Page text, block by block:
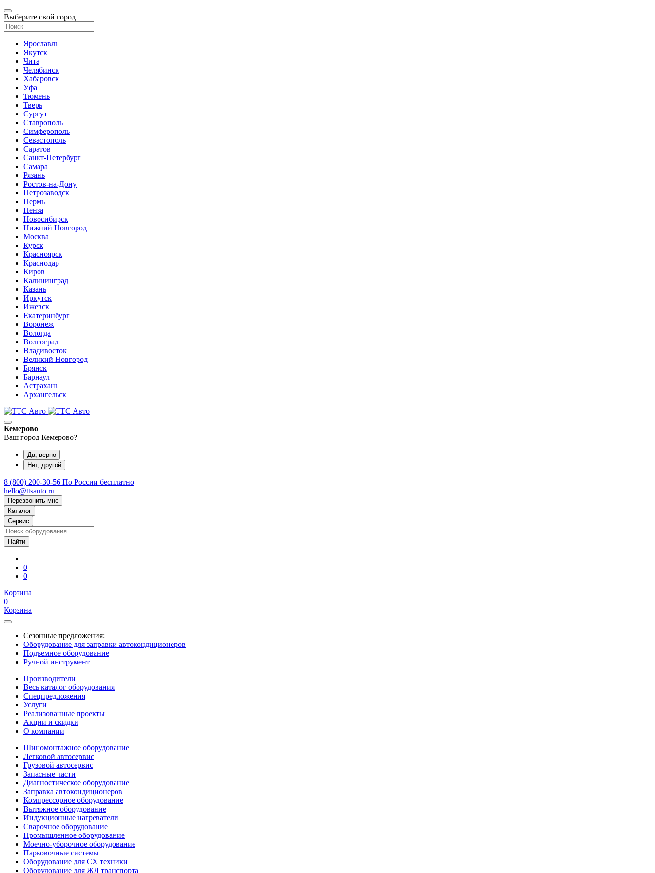
Выберите свой город
Ярославль
Якутск
Чита
Челябинск
Хабаровск
Уфа
Тюмень
Тверь
Сургут
Ставрополь
Симферополь
Севастополь
Саратов
Санкт-Петербург
Самара
Рязань
Ростов-на-Дону
Петрозаводск
Пермь
Пенза
Новосибирск
Нижний Новгород
Москва
Курск
Красноярск
Краснодар
Киров
Калининград
Казань
Иркутск
Ижевск
Екатеринбург
Воронеж
Вологда
Волгоград
Владивосток
Великий Новгород
Брянск
Барнаул
Астрахань
Архангельск
Кемерово
Ваш город Кемерово?
Да, верно
Нет, другой
8 (800) 200-30-56 По России бесплатно
hello@ttsauto.ru
Перезвонить мне
Каталог
Сервис
0
0
Корзина
0
Корзина
Сезонные предложения:
Оборудование для заправки автокондиционеров
Подъемное оборудование
Ручной инструмент
Производители
Весь каталог оборудования
Спецпредложения
Услуги
Реализованные проекты
Акции и скидки
О компании
Шиномонтажное оборудование
Легковой автосервис
Грузовой автосервис
Запасные части
Диагностическое оборудование
Заправка автокондиционеров
Компрессорное оборудование
Вытяжное оборудование
Индукционные нагреватели
Сварочное оборудование
Промышленное оборудование
Моечно-уборочное оборудование
Парковочные системы
Оборудование для СХ техники
Оборудование для ЖД транспорта